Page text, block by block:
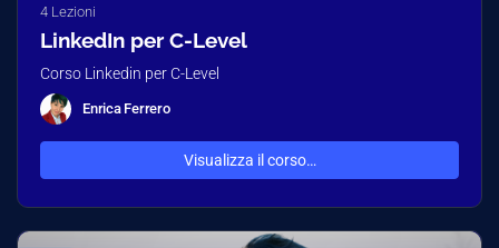
4 Lezioni
LinkedIn per C-Level
Corso Linkedin per C-Level
Enrica Ferrero
Visualizza il corso…